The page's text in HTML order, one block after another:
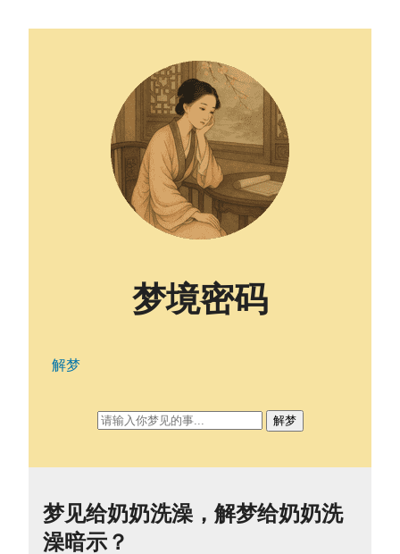
梦见给奶奶洗澡，解梦给奶奶洗
澡暗示？
梦境密码
解梦
解梦